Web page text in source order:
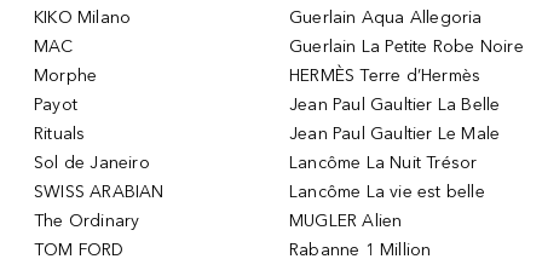
KIKO Milano
MAC
Morphe
Payot
Rituals
Sol de Janeiro
SWISS ARABIAN
The Ordinary
TOM FORD
Guerlain Aqua Allegoria
Guerlain La Petite Robe Noire
HERMÈS Terre d’Hermès
Jean Paul Gaultier La Belle
Jean Paul Gaultier Le Male
Lancôme La Nuit Trésor
Lancôme La vie est belle
MUGLER Alien
Rabanne 1 Million